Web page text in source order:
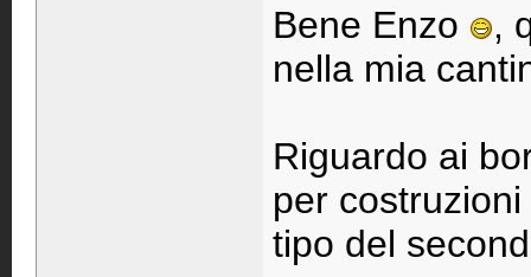
Bene Enzo
,
nella mia
Riguardo ai
per
tipo del